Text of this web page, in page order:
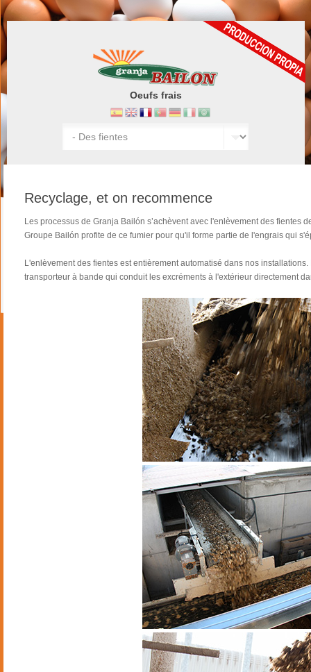
Oeufs frais
Recyclage, et on recommence
Les processus de Granja Bailón s’achèvent avec l'enlèvement des fientes
Groupe Bailón profite de ce fumier pour qu'il forme partie de l'engrais qui
L'enlèvement des fientes est entièrement automatisé dans nos
transporteur à bande qui conduit les excréments à l'extérieur directement